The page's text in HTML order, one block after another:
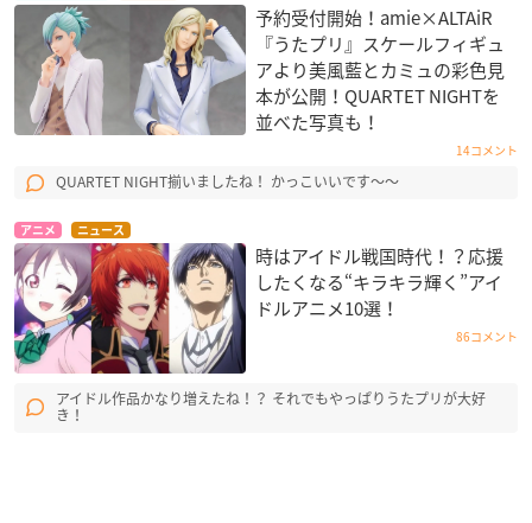
予約受付開始！amie×ALTAiR
『うたプリ』スケールフィギュ
アより美風藍とカミュの彩色見
本が公開！QUARTET NIGHT​を
並べた写真も！
14コメント
QUARTET NIGHT揃いましたね！ かっこいいです〜〜
アニメ ニュース
時はアイドル戦国時代！？応援
したくなる“キラキラ輝く”アイ
ドルアニメ10選！
86コメント
アイドル作品かなり増えたね！？ それでもやっぱりうたプリが大好
き！